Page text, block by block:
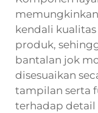
kendali
produk,
bantalan jok
disesuaikan
tampilan serta
terhadap detail